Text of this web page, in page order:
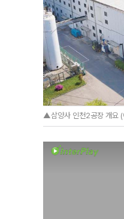
▲삼양사 인천2공장 개요 (